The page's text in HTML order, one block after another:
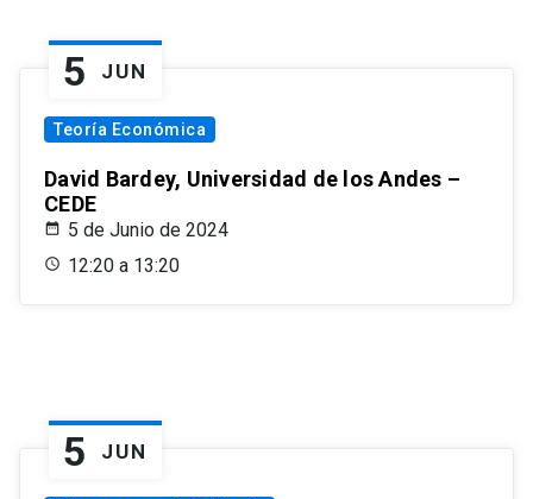
5 JUN
Teoría Económica
David Bardey, Universidad de los Andes –
CEDE
5 de Junio de 2024
12:20 a 13:20
5 JUN